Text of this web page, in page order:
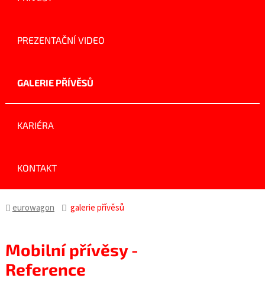
PREZENTAČNÍ VIDEO
GALERIE PŘÍVĚSŮ
KARIÉRA
KONTAKT
eurowagon galerie přívěsů
Mobilní přívěsy -
Reference